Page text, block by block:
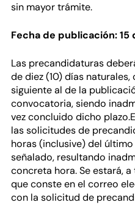
sin mayor trámite.
Fecha de publicación:
Las precandidaturas
de diez (10) días
siguiente al de la
convocatoria, siendo
vez concluido dicho
las solicitudes de
horas (inclusive) del
señalado, resultando
concreta hora. Se estará,
que conste en el correo
con la solicitud de